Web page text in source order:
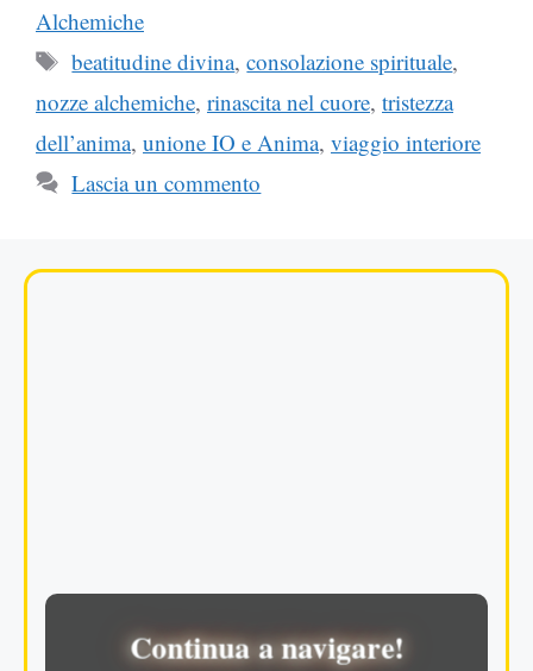
Alchemiche
Tag
beatitudine divina,consolazione spirituale,
nozze alchemiche, rinascita nel cuore, tristezza
dell’anima, unione IO e Anima, viaggio interiore
Lascia un commento
Continua a navigare!